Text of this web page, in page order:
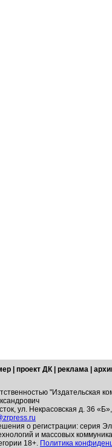
проект ДК реклама
"Издательская
ул. Некрасовская д. 36
о регистрации: серия
и массовых
18+. Политика